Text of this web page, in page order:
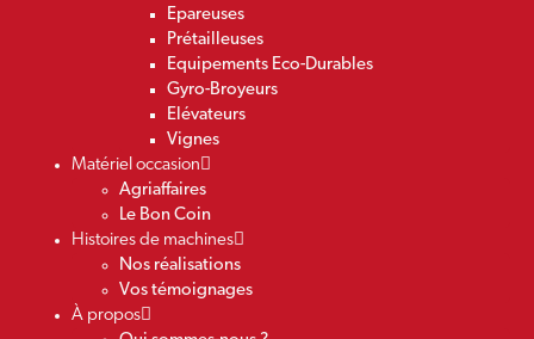
Epareuses
Prétailleuses
Equipements Eco-Durables
Gyro-Broyeurs
Elévateurs
Vignes
Matériel occasion
Agriaffaires
Le Bon Coin
Histoires de machines
Nos réalisations
Vos témoignages
À propos